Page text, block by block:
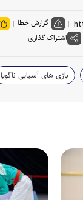
گزارش خطا
اشتراک گذاری
بازی های آسیایی ناگویا